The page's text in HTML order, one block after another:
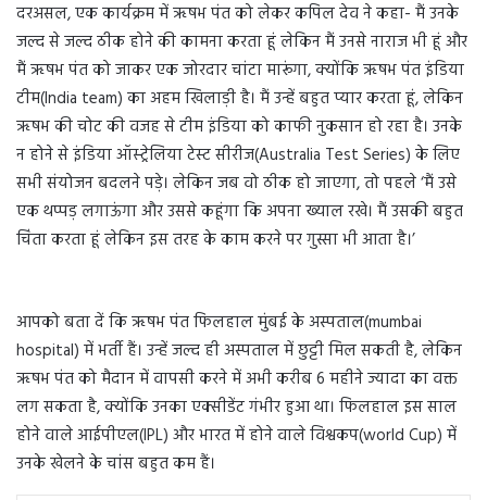
दरअसल, एक कार्यक्रम में ऋषभ पंत को लेकर कपिल देव ने कहा- मैं उनके
जल्द से जल्द ठीक होने की कामना करता हूं लेकिन मैं उनसे नाराज भी हूं और
मैं ऋषभ पंत को जाकर एक जोरदार चांटा मारूंगा, क्योंकि ऋषभ पंत इंडिया
टीम(India team) का अहम खिलाड़ी है। मैं उन्हें बहुत प्यार करता हूं, लेकिन
ऋषभ की चोट की वजह से टीम इंडिया को काफी नुकसान हो रहा है। उनके
न होने से इंडिया ऑस्ट्रेलिया टेस्ट सीरीज(Australia Test Series) के लिए
सभी संयोजन बदलने पड़े। लेकिन जब वो ठीक हो जाएगा, तो पहले ‘मैं उसे
एक थप्पड़ लगाऊंगा और उससे कहूंगा कि अपना ख्याल रखे। मैं उसकी बहुत
चिंता करता हूं लेकिन इस तरह के काम करने पर गुस्सा भी आता है।’
आपको बता दें कि ऋषभ पंत फिलहाल मुंबई के अस्पताल(mumbai
hospital) में भर्ती हैं। उन्हें जल्द ही अस्पताल में छुट्टी मिल सकती है, लेकिन
ऋषभ पंत को मैदान में वापसी करने में अभी करीब 6 महीने ज्यादा का वक्त
लग सकता है, क्योंकि उनका एक्सीडेंट गंभीर हुआ था। फिलहाल इस साल
होने वाले आईपीएल(IPL) और भारत में होने वाले विश्वकप(world Cup) में
उनके खेलने के चांस बहुत कम हैं।